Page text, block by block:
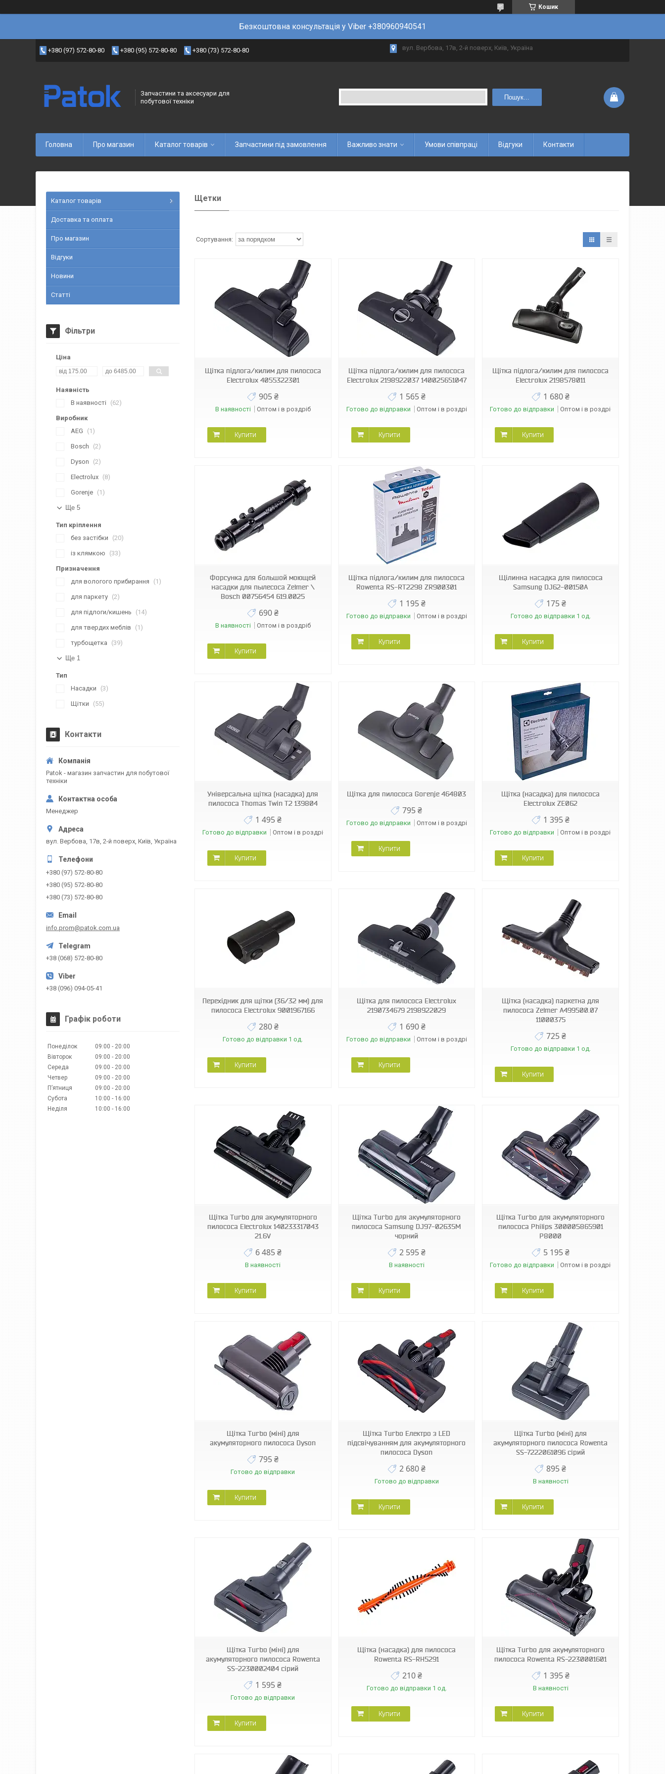
Кошик
Безкоштовна консультація у Viber +380960940541
+380 (97) 572-80-80 +380 (95) 572-80-80 +380 (73) 572-80-80 вул. Вербова, 17в, 2-й поверх, Київ, Україна
Запчастини та аксесуари для
побутової техніки
Пошук...
Головна Про магазин Каталог товарів Запчастини під замовлення Важливо знати Умови співпраці Відгуки Контакти
Щетки
Щітка підлога/килим для пилососа
Electrolux 4055322301
905 ₴
В наявності Оптом і в роздріб
Купити
Щітка підлога/килим для пилососа
Electrolux 2198922037 140025651047
1 565 ₴
Готово до відправки Оптом і в роздріб
Купити
Щітка підлога/килим для пилососа
Electrolux 2198578011
1 680 ₴
Готово до відправки Оптом і в роздріб
Купити
Форсунка для большой моющей
насадки для пылесоса Zelmer \
Bosch 00756454 619.0025
690 ₴
В наявності Оптом і в роздріб
Купити
11617
Щітка підлога/килим для пилососа
Rowenta RS-RT2298 ZR900301
1 195 ₴
Готово до відправки Оптом і в роздріб
Купити
08380
Щілинна насадка для пилососа
Samsung DJ62-00150A
175 ₴
Готово до відправки 1 од.
Купити
05009
Універсальна щітка (насадка) для
пилососа Thomas Twin Т2 139804
1 495 ₴
Готово до відправки Оптом і в роздріб
Купити
Щітка для пилососа Gorenje 464803
795 ₴
Готово до відправки Оптом і в роздріб
Купити
Щітка (насадка) для пилососа
Electrolux ZE062
1 395 ₴
Готово до відправки Оптом і в роздріб
Купити
Перехідник для щітки (36/32 мм) для
пилососа Electrolux 9001967166
280 ₴
Готово до відправки 1 од.
Купити
Щітка для пилососа Electrolux
2190734679 2198922029
1 690 ₴
Готово до відправки Оптом і в роздріб
Купити
Щітка (насадка) паркетна для
пилососа Zelmer A499500.07
11000375
725 ₴
Готово до відправки 1 од.
Купити
Щітка Turbo для акумуляторного
пилососа Electrolux 140233317043
21.6V
6 485 ₴
В наявності
Купити
Щітка Turbo для акумуляторного
пилососа Samsung DJ97-02635M
чорний
2 595 ₴
В наявності
Купити
Щітка Turbo для акумуляторного
пилососа Philips 300005865901
P8000
5 195 ₴
Готово до відправки Оптом і в роздріб
Купити
Щітка Turbo (міні) для
акумуляторного пилососа Dyson
795 ₴
Готово до відправки
Купити
Щітка Turbo Електро з LED
підсвічуванням для акумуляторного
пилососа Dyson
2 680 ₴
Готово до відправки
Купити
Щітка Turbo (міні) для
акумуляторного пилососа Rowenta
SS-7222061096 сірий
895 ₴
В наявності
Купити
Щітка Turbo (міні) для
акумуляторного пилососа Rowenta
SS-2230002404 сірий
1 595 ₴
Готово до відправки
Купити
46520
Щітка (насадка) для пилососа
Rowenta RS-RH5291
210 ₴
Готово до відправки 1 од.
Купити
Щітка Turbo для акумуляторного
пилососа Rowenta RS-2230001601
1 395 ₴
В наявності
Купити
Каталог товарів
Доставка та оплата
Про магазин
Відгуки
Новини
Статті
Фільтри
Ціна
Наявність
В наявності
62
Виробник
AEG
1
Bosch 2
Dyson 2
Electrolux 8
Gorenje 1
Ще 5
Тип кріплення
без застібки
20
із клямкою 33
Призначення
для вологого прибирання
1
для паркету 2
для підлоги/кишень 14
для твердих меблів 1
турбощетка 39
Ще 1
Тип
Насадки
3
Щітки 55
Контакти
Patok - магазин запчастин для побутової
техніки
Менеджер
вул. Вербова, 17в, 2-й поверх, Київ, Україна
+380 (97) 572-80-80
+380 (95) 572-80-80
+380 (73) 572-80-80
info.prom@patok.com.ua
+38 (068) 572-80-80
+38 (096) 094-05-41
Графік роботи
Понеділок 09:00
20:00
Вівторок
09:00
20:00
Середа
09:00
20:00
Четвер
09:00
20:00
Пʼятниця
09:00
20:00
Субота
10:00
16:00
Неділя
10:00 16:00